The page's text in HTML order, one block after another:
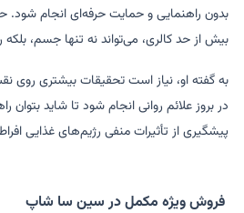
بدون راهنمایی و حمایت حرفه‌ای انجام
بیش از حد کالری، می‌تواند نه تنها جسم، بلکه
به گفته او، نیاز است تحقیقات بیشتری
در بروز علائم روانی انجام شود تا شاید بتوان
پیشگیری از تأثیرات منفی رژیم‌های غذایی
فروش ویژه مکمل در سین سا شاپ